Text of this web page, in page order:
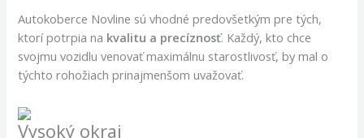
Autokoberce Novline sú vhodné predovšetkým pre tých,
ktorí potrpia na kvalitu a precíznosť. Každý, kto chce
svojmu vozidlu venovať maximálnu starostlivosť, by mal o
týchto rohožiach prinajmenšom uvažovať.
Vysoký okraj